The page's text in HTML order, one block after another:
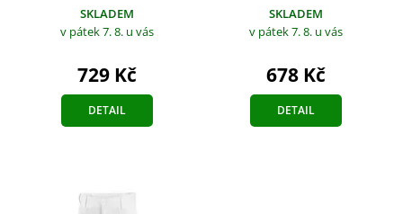
SKLADEM
v pátek 7. 8. u vás
729 Kč
DETAIL
SKLADEM
v pátek 7. 8. u vás
678 Kč
DETAIL